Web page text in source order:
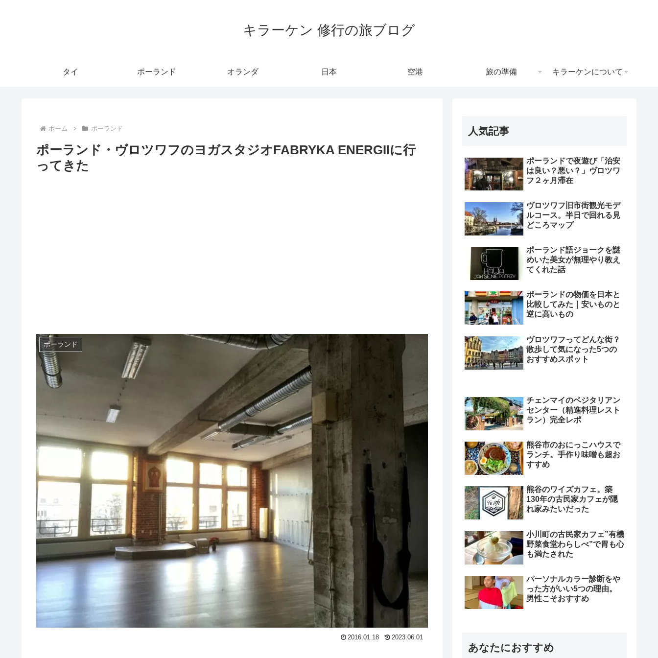
キラーケン 修行の旅ブログ
タイ ポーランド オランダ 日本 空港 旅の準備 キラーケンについて
ホーム ポーランド
ポーランド・ヴロツワフのヨガスタジオFABRYKA ENERGIIに行
ってきた
ポーランド
2016.01.18 2023.06.01
人気記事
ポーランドで夜遊び「治安
は良い？悪い？」ヴロツワ
フ２ヶ月滞在
ヴロツワフ旧市街観光モデ
ルコース。半日で回れる見
どころマップ
ポーランド語ジョークを謎
めいた美女が無理やり教え
てくれた話
ポーランドの物価を日本と
比較してみた｜安いものと
逆に高いもの
ヴロツワフってどんな街？
散歩して気になった5つの
おすすめスポット
チェンマイのベジタリアン
センター（精進料理レスト
ラン）完全レポ
熊谷市のおにっこハウスで
ランチ。手作り味噌も超お
すすめ
熊谷のワイズカフェ。築
130年の古民家カフェが隠
れ家みたいだった
小川町の古民家カフェ”有機
野菜食堂わらしべ”で胃も心
も満たされた
パーソナルカラー診断をや
った方がいい5つの理由。
男性こそおすすめ
あなたにおすすめ